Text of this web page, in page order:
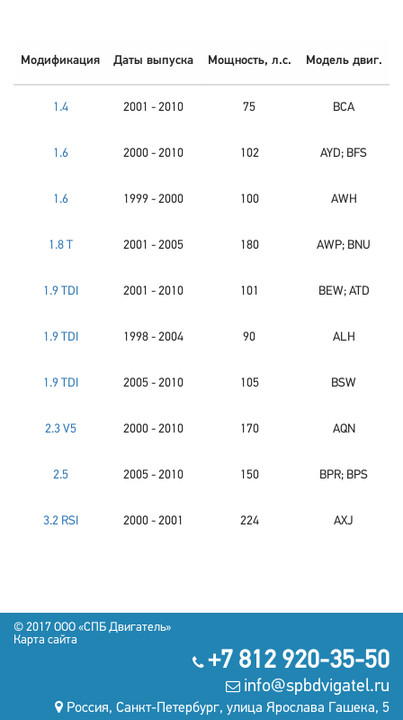
Модификация Даты выпуска Мощность, л.с. Модель двиг.
1.4 2001 - 2010 75 BCA
1.6 2000 - 2010 102 AYD; BFS
1.6 1999 - 2000 100 AWH
1.8 T 2001 - 2005 180 AWP; BNU
1.9 TDI 2001 - 2010 101 BEW; ATD
1.9 TDI 1998 - 2004 90 ALH
1.9 TDI 2005 - 2010 105 BSW
2.3 V5 2000 - 2010 170 AQN
2.5 2005 - 2010 150 BPR; BPS
3.2 RSI 2000 - 2001 224 AXJ
© 2017 OOO «СПБ Двигатель»
Карта сайта
+7 812 920-35-50
info@spbdvigatel.ru
Россия, Санкт-Петербург, улица Ярослава Гашека, 5